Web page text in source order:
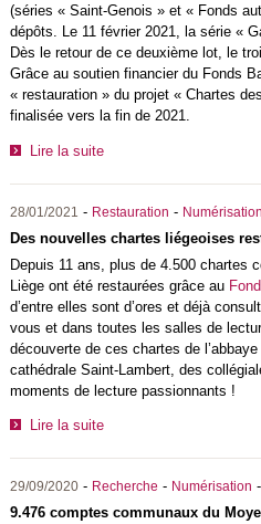
(séries « Saint-Genois » et « Fonds
dépôts. Le 11 février 2021, la série «
Dès le retour de ce deuxième lot, le
Grâce au soutien financier du Fonds
« restauration » du projet « Chartes
finalisée vers la fin de 2021.
Lire la suite
28/01/2021 - Restauration - Numérisation
Des nouvelles chartes liégeoises
Depuis 11 ans, plus de 4.500 chartes
Liège ont été restaurées grâce au
d’entre elles sont d’ores et déjà
vous et dans toutes les salles de
découverte de ces chartes de
cathédrale Saint-Lambert, des
moments de lecture passionnants !
Lire la suite
29/09/2020- Recherche - Numérisation -
9.476 comptes communaux du